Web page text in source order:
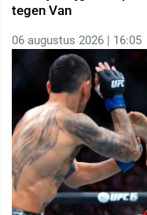
tegen Van
06 augustus 2026 | 16:05